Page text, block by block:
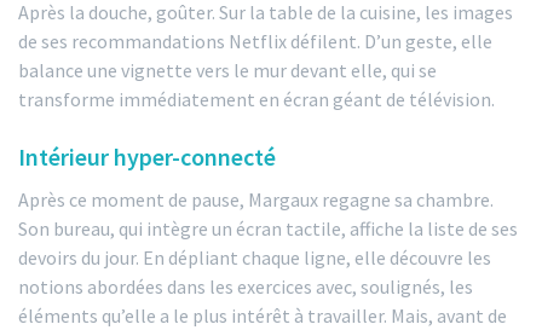
Après la douche, goûter. Sur la table de la cuisine, les images
de ses recommandations Netflix défilent. D’un geste, elle
balance une vignette vers le mur devant elle, qui se
transforme immédiatement en écran géant de télévision.
Intérieur hyper-connecté
Après ce moment de pause, Margaux regagne sa chambre.
Son bureau, qui intègre un écran tactile, affiche la liste de ses
devoirs du jour. En dépliant chaque ligne, elle découvre les
notions abordées dans les exercices avec, soulignés, les
éléments qu’elle a le plus intérêt à travailler. Mais, avant de